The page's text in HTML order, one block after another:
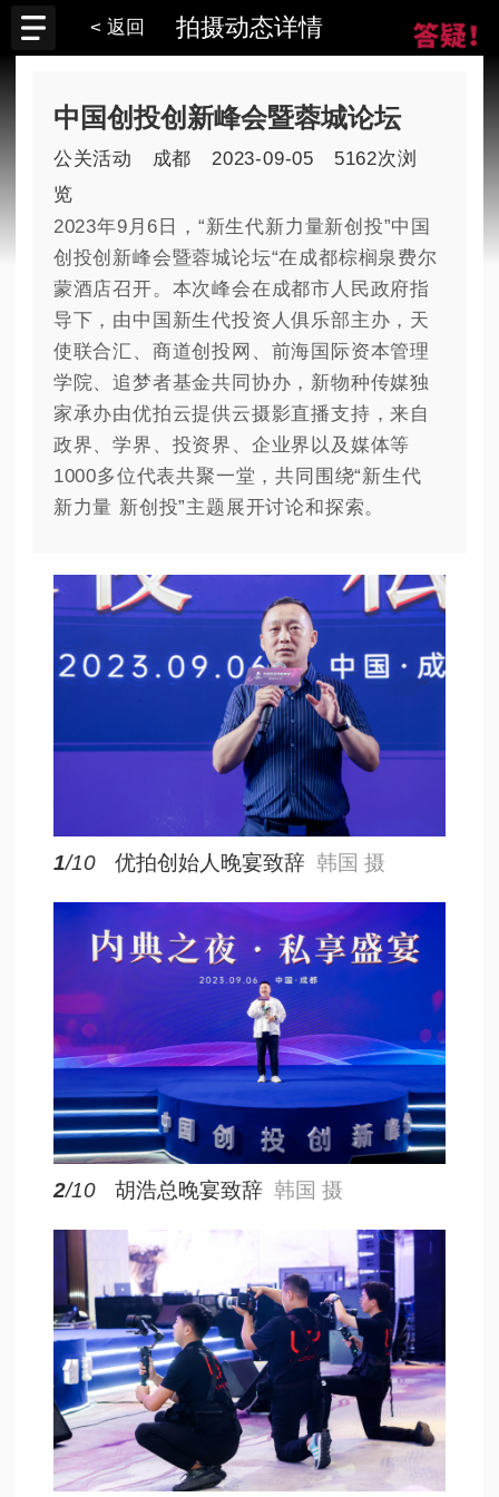
< 返回 拍摄动态详情
中国创投创新峰会暨蓉城论坛
公关活动 成都 2023-09-05
5162次浏
览
2023年9月6日，“新生代新力量新创投”中国
创投创新峰会暨蓉城论坛“在成都棕榈泉费尔
蒙酒店召开。本次峰会在成都市人民政府指
导下，由中国新生代投资人俱乐部主办，天
使联合汇、商道创投网、前海国际资本管理
学院、追梦者基金共同协办，新物种传媒独
家承办由优拍云提供云摄影直播支持，来自
政界、学界、投资界、企业界以及媒体等
1000多位代表共聚一堂，共同围绕“新生代
新力量 新创投”主题展开讨论和探索。
1/10 优拍创始人晚宴致辞韩国 摄
2/10 胡浩总晚宴致辞韩国 摄